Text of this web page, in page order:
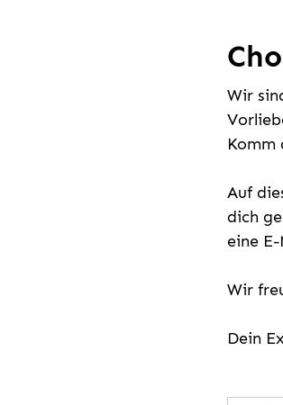
Wir
Komm
Auf
dich
eine
Wir
Dein